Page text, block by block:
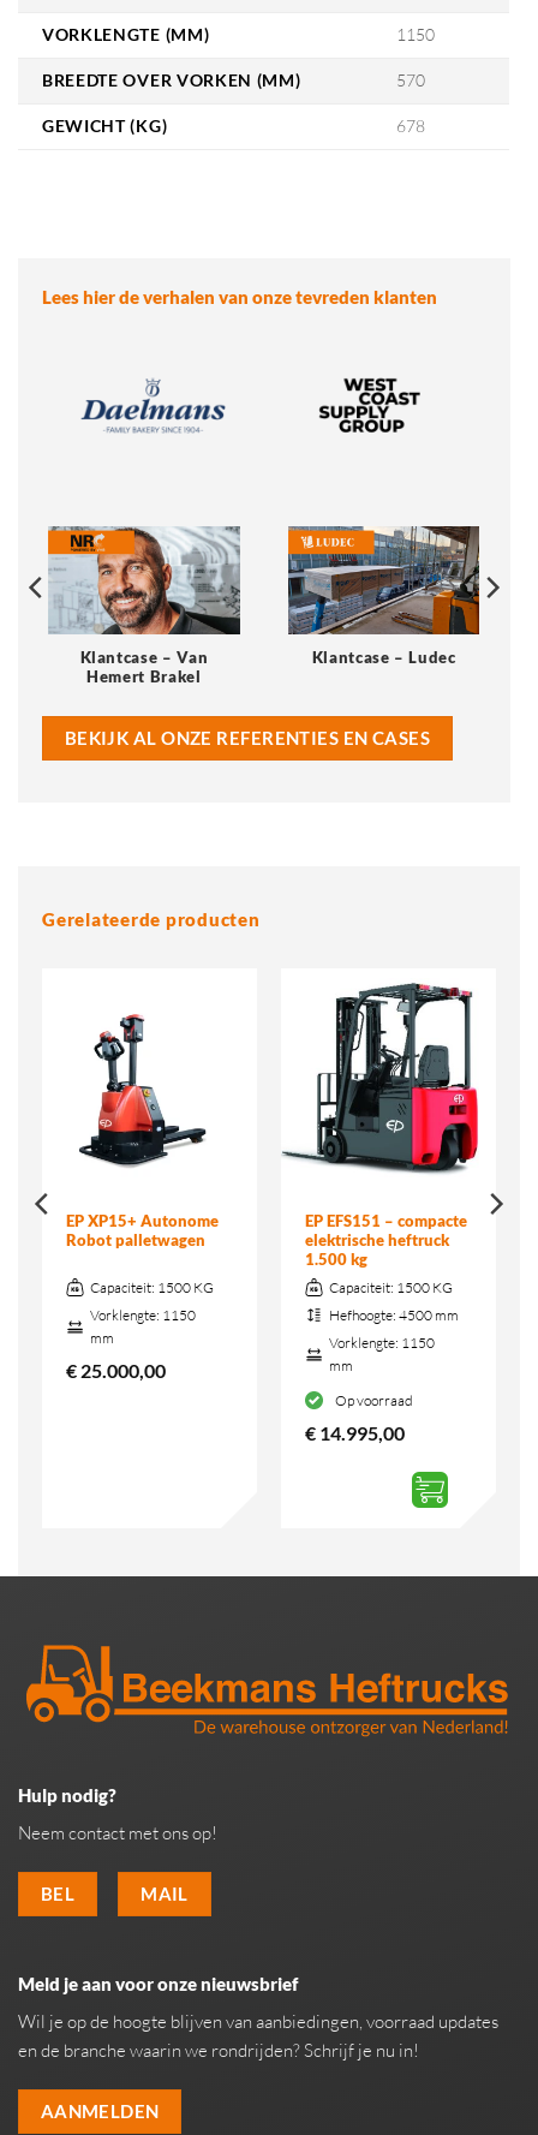
VORKLENGTE (MM) 1150
BREEDTE OVER VORKEN (MM) 570
GEWICHT (KG) 678
Lees hier de verhalen van onze tevreden klanten
Klantcase – Van
Hemert Brakel
Klantcase – Ludec
BEKIJK AL ONZE REFERENTIES EN CASES
Gerelateerde producten
EP XP15+ Autonome
Robot palletwagen
Capaciteit: 1500 KG
Vorklengte: 1150
mm
€25.000,00
EP EFS151 – compacte
elektrische heftruck
1.500 kg
Capaciteit: 1500 KG
Hefhoogte: 4500 mm
Vorklengte: 1150
mm
Op voorraad
€14.995,00
Hulp nodig?
Neem contact met ons op!
BEL MAIL
Meld je aan voor onze nieuwsbrief
Wil je op de hoogte blijven van aanbiedingen, voorraad updates
en de branche waarin we rondrijden? Schrijf je nu in!
AANMELDEN